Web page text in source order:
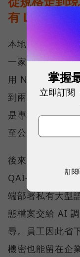
有 LLM？
本地 AI 實際落
一家約 50 多人
用 NAS 搭配雲
到兩個瓶頸：一
是專利、技術與
至公有雲，擔心
後來，該公司導
QAI-h1290FX，
端部署私有大型
態檔案交給 AI
尋。員工因此省
機密也能留在企
掌握
立即訂閱
訂閱